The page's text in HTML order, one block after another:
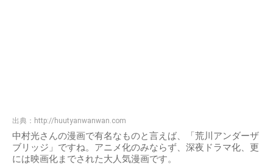
出典： http://huutyanwanwan.com
中村光さんの漫画で有名なものと言えば、「荒川アンダーザ
ブリッジ」ですね。アニメ化のみならず、深夜ドラマ化、更
には映画化までされた大人気漫画です。